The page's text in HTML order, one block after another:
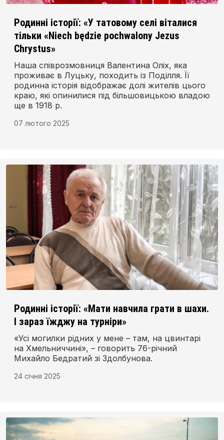
Родинні історії: «У татовому селі віталися
тільки «Niech będzie pochwalony Jezus
Chrystus»
Наша співрозмовниця Валентина Оліх, яка
проживає в Луцьку, походить із Поділля. Її
родинна історія відображає долі жителів цього
краю, які опинилися під більшовицькою владою
ще в 1918 р.
07 лютого 2025
Родинні історії: «Мати навчила грати в шахи.
І зараз їжджу на турніри»
«Усі могилки рідних у мене – там, на цвинтарі
на Хмельниччині», – говорить 76-річний
Михайло Бедратий зі Здолбунова.
24 січня 2025